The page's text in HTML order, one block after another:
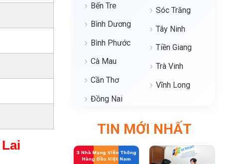
Bến Tre
Bình Dương
Bình Phước
Cà Mau
Cần Thơ
Đồng Nai
Sóc Trăng
Tây Ninh
Tiền Giang
Trà Vinh
Vĩnh Long
TIN MỚI NHẤT